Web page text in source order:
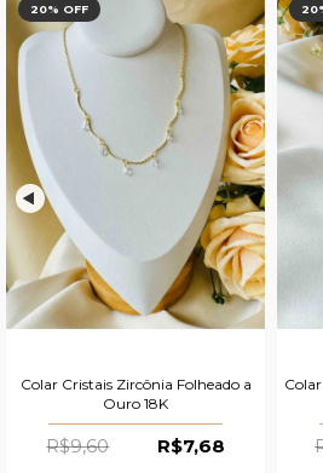
20% OFF
Colar Cristais Zircônia Folheado a
Ouro 18K
R$9,60 R$7,68
20